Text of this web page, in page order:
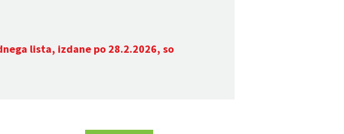
lista, izdane po 28.2.2026, so